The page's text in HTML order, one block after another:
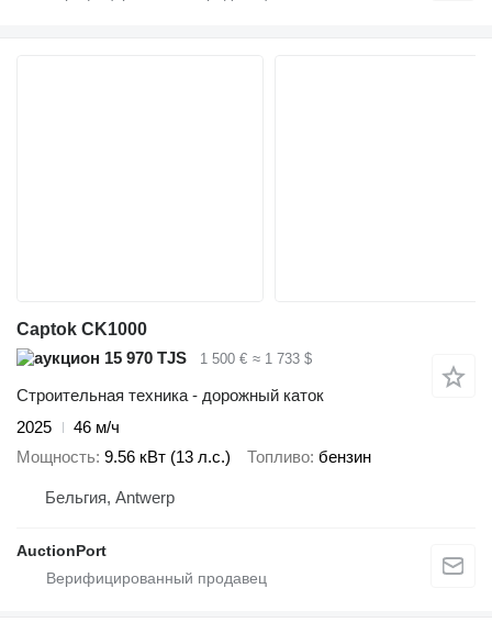
Captok CK1000
15 970 TJS
1 500 € ≈ 1 733 $
Строительная техника - дорожный каток
2025
46 м/ч
Мощность 9.56 кВт (13 л.с.) Топливо бензин
Бельгия, Antwerp
AuctionPort